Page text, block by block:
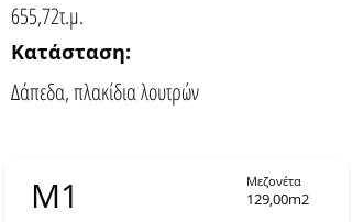
655,72τ.μ.
Κατάσταση:
Δάπεδα, πλακίδια λουτρών
Μ1 Μεζονέτα
129,00m2